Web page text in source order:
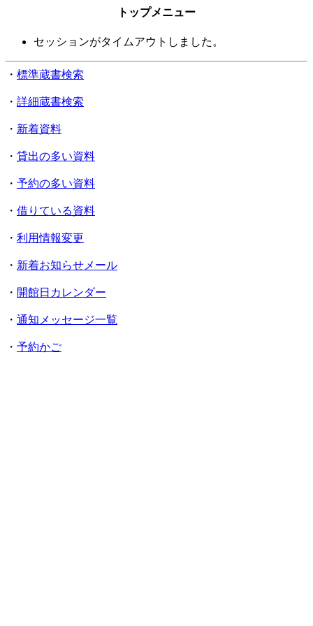
トップメニュー
セッションがタイムアウトしました。
・ 標準蔵書検索
・ 詳細蔵書検索
・ 新着資料
・ 貸出の多い資料
・ 予約の多い資料
・ 借りている資料
・ 利用情報変更
・ 新着お知らせメール
・ 開館日カレンダー
・ 通知メッセージ一覧
・ 予約かご